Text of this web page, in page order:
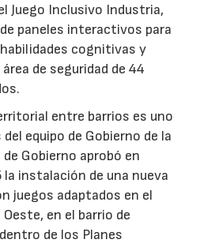
Juego Inclusivo Industria,
paneles interactivos para
cognitivas y
de seguridad de 44
entre barrios es uno
equipo de Gobierno de la
de Gobierno aprobó en
la instalación de una nueva
juegos adaptados en el
en el barrio de
de los Planes